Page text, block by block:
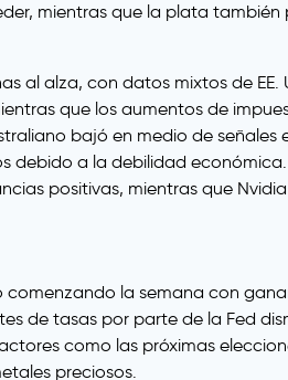
mientras que la plata
al alza, con datos mixtos de
que los aumentos de
bajó en medio de
debido a la debilidad
positivas, mientras que
la semana con
de tasas por parte de la Fed
como las próximas
preciosos.